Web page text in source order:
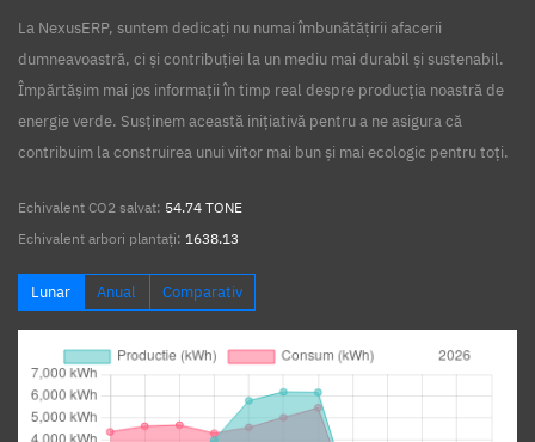
La NexusERP, suntem dedicați nu numai îmbunătățirii afacerii
dumneavoastră, ci și contribuției la un mediu mai durabil și sustenabil.
Împărtășim mai jos informații în timp real despre producția noastră de
energie verde. Susținem această inițiativă pentru a ne asigura că
contribuim la construirea unui viitor mai bun și mai ecologic pentru toți.
Echivalent CO2 salvat: 54.74 TONE
Echivalent arbori plantați: 1638.13
Lunar Anual Comparativ